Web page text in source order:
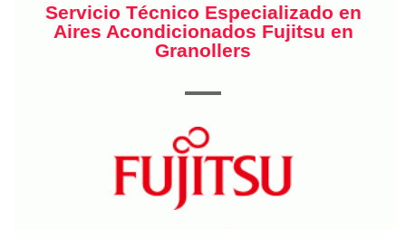
Servicio Técnico Especializado en
Aires Acondicionados Fujitsu en
Granollers